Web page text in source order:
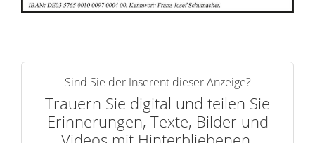
Sind Sie der Inserent dieser Anzeige?
Trauern Sie digital und teilen Sie
Erinnerungen, Texte, Bilder und